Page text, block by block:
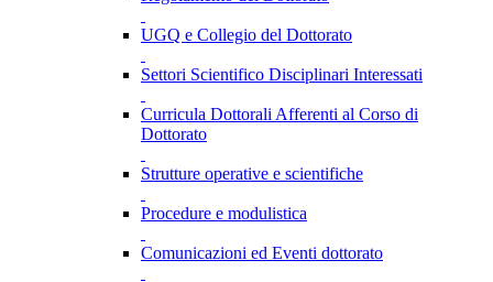
UGQ e Collegio del Dottorato
Settori Scientifico Disciplinari Interessati
Curricula Dottorali Afferenti al Corso di
Dottorato
Strutture operative e scientifiche
Procedure e modulistica
Comunicazioni ed Eventi dottorato